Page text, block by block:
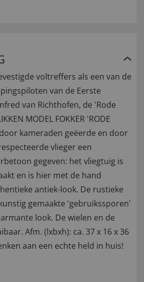
voltreffers als een van de
van de Eerste
van Richthofen, de 'Rode
MODEL FOKKER 'RODE
kameraden geëerde en door
vlieger een
gegeven: het vliegtuig is
en is hier met de hand
antiek-look. De rustieke
gemaakte 'gebruikssporen'
look. De wielen en de
Afm. (lxbxh): ca. 37 x 16 x 36
aan een echte held in huis!